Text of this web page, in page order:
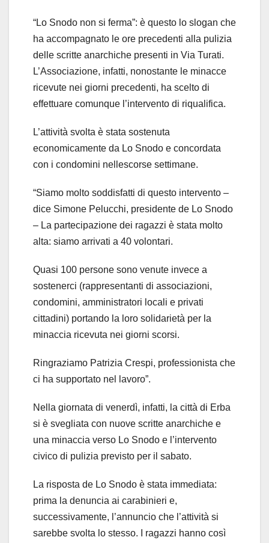
“Lo Snodo non si ferma”: è questo lo slogan che
ha accompagnato le ore precedenti alla pulizia
delle scritte anarchiche presenti in Via Turati.
L’Associazione, infatti, nonostante le minacce
ricevute nei giorni precedenti, ha scelto di
effettuare comunque l’intervento di riqualifica.
L’attività svolta è stata sostenuta
economicamente da Lo Snodo e concordata
con i condomini nellescorse settimane.
“Siamo molto soddisfatti di questo intervento –
dice Simone Pelucchi, presidente de Lo Snodo
– La partecipazione dei ragazzi è stata molto
alta: siamo arrivati a 40 volontari.
Quasi 100 persone sono venute invece a
sostenerci (rappresentanti di associazioni,
condomini, amministratori locali e privati
cittadini) portando la loro solidarietà per la
minaccia ricevuta nei giorni scorsi.
Ringraziamo Patrizia Crespi, professionista che
ci ha supportato nel lavoro”.
Nella giornata di venerdì, infatti, la città di Erba
si è svegliata con nuove scritte anarchiche e
una minaccia verso Lo Snodo e l’intervento
civico di pulizia previsto per il sabato.
La risposta de Lo Snodo è stata immediata:
prima la denuncia ai carabinieri e,
successivamente, l’annuncio che l’attività si
sarebbe svolta lo stesso. I ragazzi hanno così